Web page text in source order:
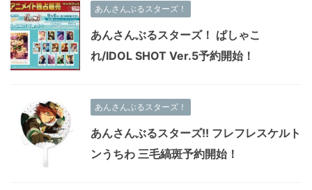
あんさんぶるスターズ！
あんさんぶるスターズ！ ぱしゃこ
れ/IDOL SHOT Ver.5予約開始！
あんさんぶるスターズ！
あんさんぶるスターズ!! フレフレスケルト
ンうちわ 三毛縞斑予約開始！